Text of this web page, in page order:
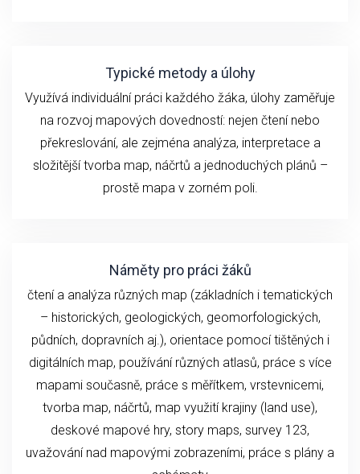
Typické metody a úlohy
Využívá individuální práci každého žáka, úlohy zaměřuje
na rozvoj mapových dovedností: nejen čtení nebo
překreslování, ale zejména analýza, interpretace a
složitější tvorba map, náčrtů a jednoduchých plánů –
prostě mapa v zorném poli.
Náměty pro práci žáků
čtení a analýza různých map (základních i tematických
– historických, geologických, geomorfologických,
půdních, dopravních aj.), orientace pomocí tištěných i
digitálních map, používání různých atlasů, práce s více
mapami současně, práce s měřítkem, vrstevnicemi,
tvorba map, náčrtů, map využití krajiny (land use),
deskové mapové hry, story maps, survey 123,
uvažování nad mapovými zobrazeními, práce s plány a